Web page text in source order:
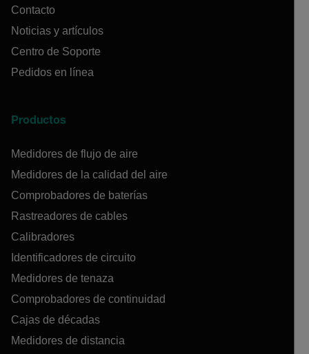
Contacto
Noticias y artículos
Centro de Soporte
Pedidos en línea
Productos
Medidores de flujo de aire
Medidores de la calidad del aire
Comprobadores de baterías
Rastreadores de cables
Calibradores
Identificadores de circuito
Medidores de tenaza
Comprobadores de continuidad
Cajas de décadas
Medidores de distancia